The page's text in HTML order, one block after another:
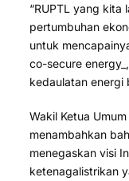
“RUPTL yang kita
pertumbuhan
untuk
co-secure
kedaulatan energi
Wakil Ketua
menambahkan
menegaskan visi
ketenagalistrikan